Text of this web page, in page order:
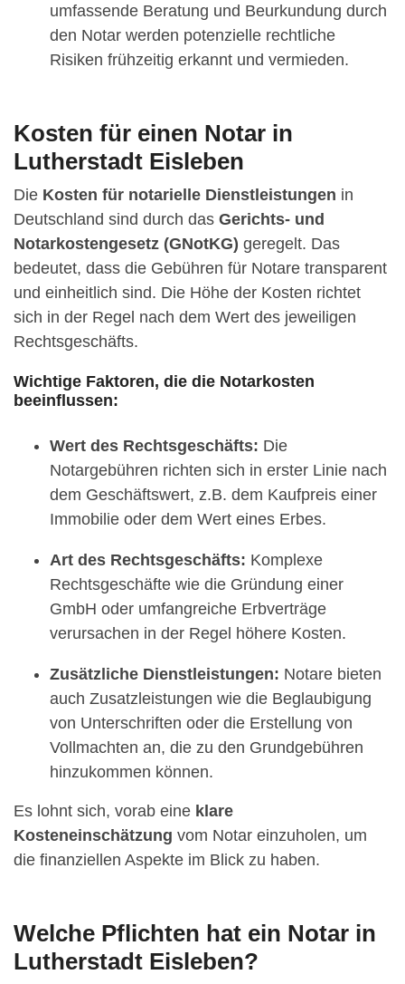
umfassende Beratung und Beurkundung durch
den Notar werden potenzielle rechtliche
Risiken frühzeitig erkannt und vermieden.
Kosten für einen Notar in
Lutherstadt Eisleben
Die Kosten für notarielle Dienstleistungen in
Deutschland sind durch das Gerichts- und
Notarkostengesetz (GNotKG) geregelt. Das
bedeutet, dass die Gebühren für Notare transparent
und einheitlich sind. Die Höhe der Kosten richtet
sich in der Regel nach dem Wert des jeweiligen
Rechtsgeschäfts.
Wichtige Faktoren, die die Notarkosten
beeinflussen:
Wert des Rechtsgeschäfts: Die
Notargebühren richten sich in erster Linie nach
dem Geschäftswert, z.B. dem Kaufpreis einer
Immobilie oder dem Wert eines Erbes.
Art des Rechtsgeschäfts: Komplexe
Rechtsgeschäfte wie die Gründung einer
GmbH oder umfangreiche Erbverträge
verursachen in der Regel höhere Kosten.
Zusätzliche Dienstleistungen: Notare bieten
auch Zusatzleistungen wie die Beglaubigung
von Unterschriften oder die Erstellung von
Vollmachten an, die zu den Grundgebühren
hinzukommen können.
Es lohnt sich, vorab eine klare
Kosteneinschätzung vom Notar einzuholen, um
die finanziellen Aspekte im Blick zu haben.
Welche Pflichten hat ein Notar in
Lutherstadt Eisleben?